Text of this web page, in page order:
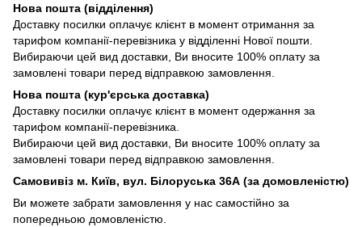
Нова пошта (відділення)
Доставку посилки оплачує клієнт в момент отримання за
тарифом компанії-перевізника у відділенні Нової пошти.
Вибираючи цей вид доставки, Ви вносите 100% оплату за
замовлені товари перед відправкою замовлення.
Нова пошта (кур'єрська доставка)
Доставку посилки оплачує клієнт в момент одержання за
тарифом компанії-перевізника.
Вибираючи цей вид доставки, Ви вносите 100% оплату за
замовлені товари перед відправкою замовлення.
Самовивіз м. Київ, вул. Білоруська 36А (за домовленістю)
Ви можете забрати замовлення у нас самостійно за
попередньою домовленістю.